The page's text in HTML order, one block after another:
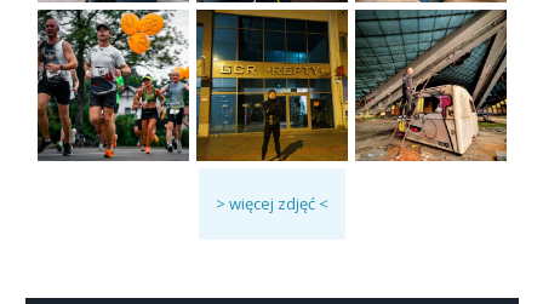
> więcej zdjęć <